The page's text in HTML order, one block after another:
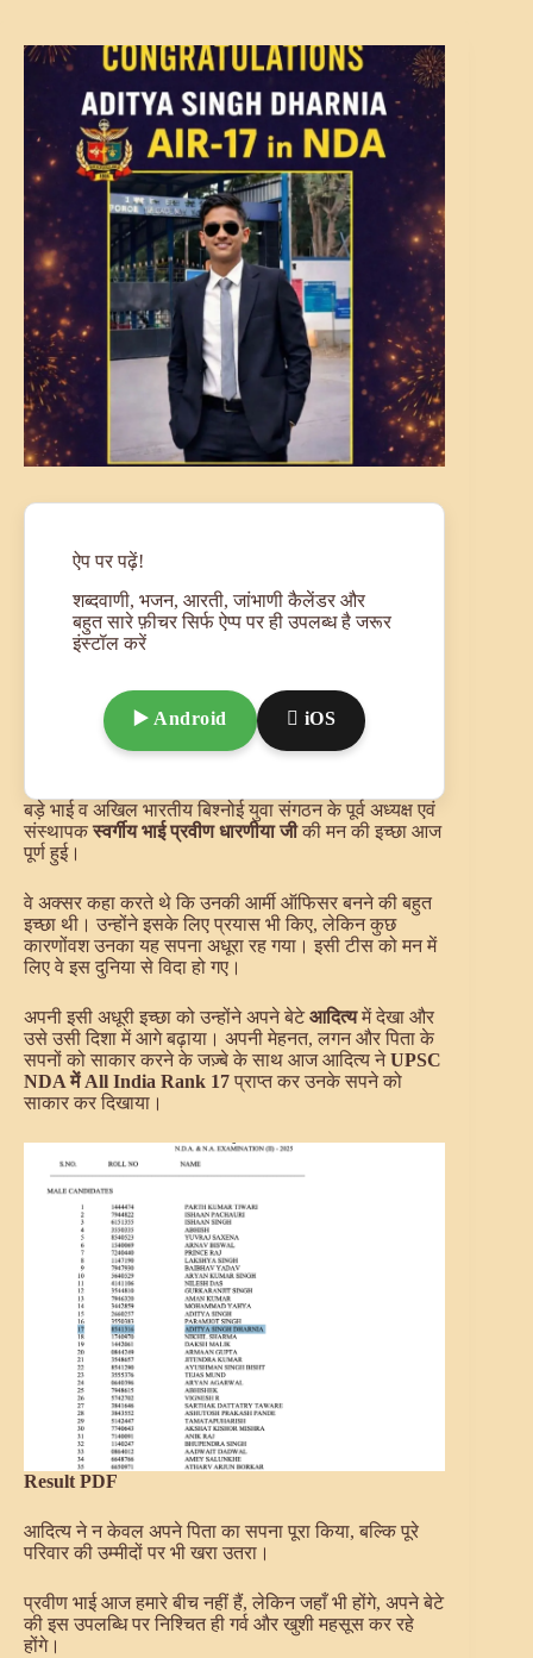
ऐप पर पढ़ें!
शब्दवाणी, भजन, आरती, जांभाणी कैलेंडर और
बहुत सारे फ़ीचर सिर्फ ऐप्प पर ही उपलब्ध है जरूर
इंस्टॉल करें
▶️ Android  iOS
बड़े भाई व अखिल भारतीय बिश्नोई युवा संगठन के पूर्व अध्यक्ष एवं
संस्थापकस्वर्गीय भाई प्रवीण धारणीया जीकी मन की इच्छा आज
पूर्ण हुई।
वे अक्सर कहा करते थे कि उनकी आर्मी ऑफिसर बनने की बहुत
इच्छा थी। उन्होंने इसके लिए प्रयास भी किए, लेकिन कुछ
कारणोंवश उनका यह सपना अधूरा रह गया। इसी टीस को मन में
लिए वे इस दुनिया से विदा हो गए।
अपनी इसी अधूरी इच्छा को उन्होंने अपने बेटेआदित्यमें देखा और
उसे उसी दिशा में आगे बढ़ाया। अपनी मेहनत, लगन और पिता के
सपनों को साकार करने के जज़्बे के साथ आज आदित्य नेUPSC
NDA में All India Rank 17 प्राप्त कर उनके सपने को
साकार कर दिखाया।
Result PDF
आदित्य ने न केवल अपने पिता का सपना पूरा किया, बल्कि पूरे
परिवार की उम्मीदों पर भी खरा उतरा।
प्रवीण भाई आज हमारे बीच नहीं हैं, लेकिन जहाँ भी होंगे, अपने बेटे
की इस उपलब्धि पर निश्चित ही गर्व और खुशी महसूस कर रहे
होंगे।